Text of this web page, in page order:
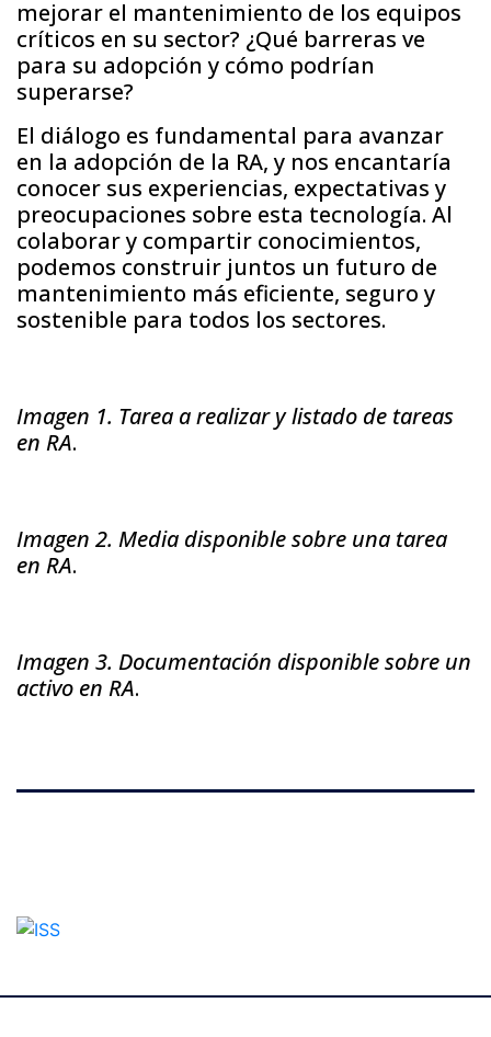
mejorar el mantenimiento de los equipos
críticos en su sector? ¿Qué barreras ve
para su adopción y cómo podrían
superarse?
El diálogo es fundamental para avanzar
en la adopción de la RA, y nos encantaría
conocer sus experiencias, expectativas y
preocupaciones sobre esta tecnología. Al
colaborar y compartir conocimientos,
podemos construir juntos un futuro de
mantenimiento más eficiente, seguro y
sostenible para todos los sectores.
Imagen 1. Tarea a realizar y listado de tareas
en RA.
Imagen 2. Media disponible sobre una tarea
en RA.
Imagen 3. Documentación disponible sobre un
activo en RA.